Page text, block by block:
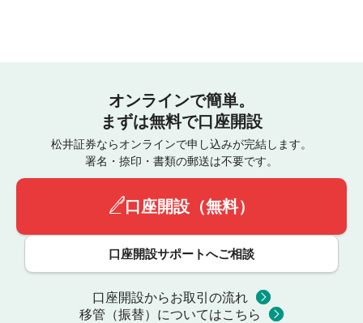
オンラインで簡単。
まずは無料で口座開設
松井証券ならオンラインで申し込みが完結します。
署名・捺印・書類の郵送は不要です。
口座開設（無料）
口座開設サポートへご相談
口座開設からお取引の流れ
移管（振替）についてはこちら